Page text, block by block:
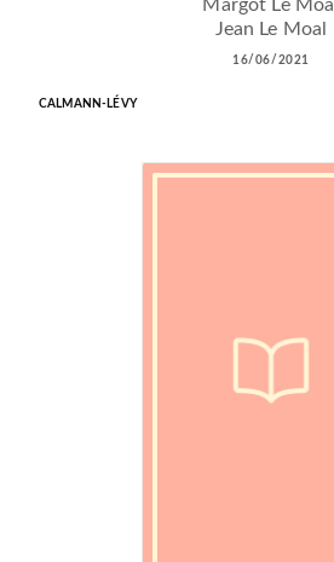
Margot Le Moal
Jean Le Moal
16/06/2021
CALMANN-LÉVY